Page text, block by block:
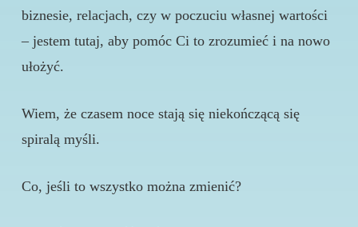
biznesie, relacjach, czy w poczuciu własnej wartości
– jestem tutaj, aby pomóc Ci to zrozumieć i na nowo
ułożyć.
Wiem, że czasem noce stają się niekończącą się
spiralą myśli.
Co, jeśli to wszystko można zmienić?